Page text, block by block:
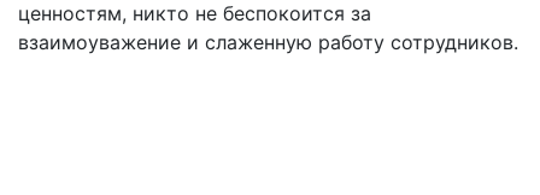
ценностям, никто не беспокоится за
взаимоуважение и слаженную работу сотрудников.